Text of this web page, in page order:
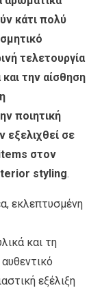
κάτι πολύ
τελετουργία
την αίσθηση
ποιητική
εξελιχθεί σε
στον
styling.
εκλεπτυσμένη
και τη
εξέλιξη